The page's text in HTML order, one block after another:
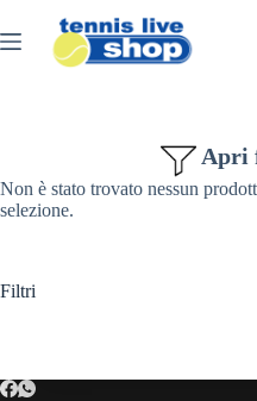
al
contenuto
Apri
Non è stato trovato nessun
selezione.
Filtri